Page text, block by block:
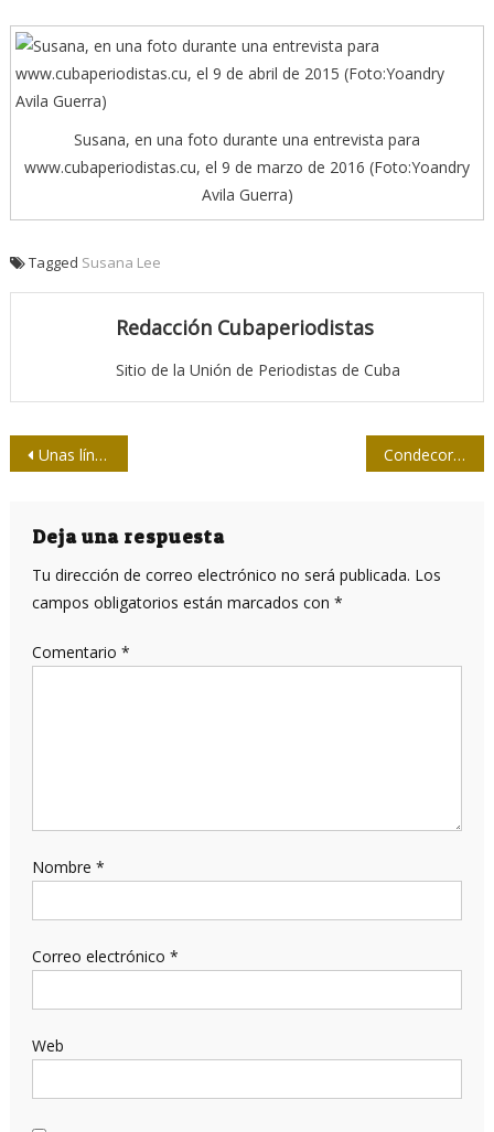
Susana, en una foto durante una entrevista para
www.cubaperiodistas.cu, el 9 de marzo de 2016 (Foto:Yoandry
Avila Guerra)
Tagged Susana Lee
Redacción Cubaperiodistas
Sitio de la Unión de Periodistas de Cuba
Navegación
entradas
Unas líneas para Susana Condecora Raúl a Héroes Nacionales del Trabajo
Deja una respuesta
Tu dirección de correo electrónico no será publicada. Los
campos obligatorios están marcados con *
Comentario *
Nombre *
Correo electrónico *
Web